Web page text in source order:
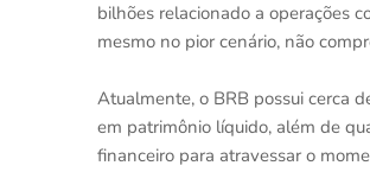
bilhões relacionado a operações
mesmo no pior cenário, não
Atualmente, o BRB possui cerca
em patrimônio líquido, além de
financeiro para atravessar o